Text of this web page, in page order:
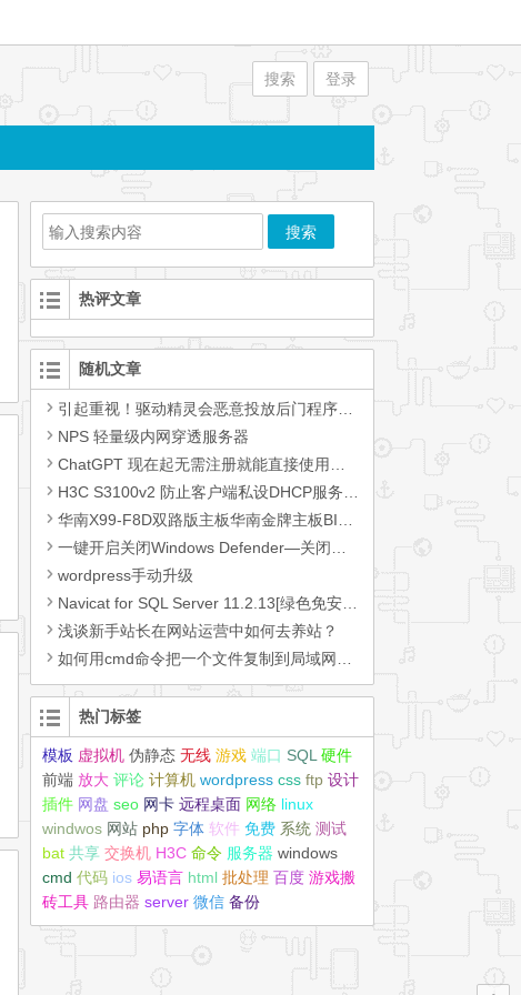
搜索 登录
热评文章
随机文章
引起重视！驱动精灵会恶意投放后门程序，卸载软件也没用
NPS 轻量级内网穿透服务器
ChatGPT 现在起无需注册就能直接使用！(免登录无限制)
H3C S3100v2 防止客户端私设DHCP服务影响服务
华南X99-F8D双路版主板华南金牌主板BIOS设置通电开机断电开机通电自动开机远程开机教程
一键开启关闭Windows Defender—关闭微软自带杀毒软件–解压密码【1234】
wordpress手动升级
Navicat for SQL Server 11.2.13[绿色免安装]
浅谈新手站长在网站运营中如何去养站？
如何用cmd命令把一个文件复制到局域网上的另一台主机上
热门标签
模板 虚拟机 伪静态 无线 游戏 端口 SQL 硬件
前端 放大 评论 计算机 wordpress css ftp 设计
插件 网盘 seo 网卡 远程桌面 网络 linux
windwos 网站 php 字体 软件 免费 系统 测试
bat 共享 交换机 H3C 命令 服务器 windows
cmd 代码 ios 易语言 html 批处理 百度 游戏搬
砖工具 路由器 server 微信 备份